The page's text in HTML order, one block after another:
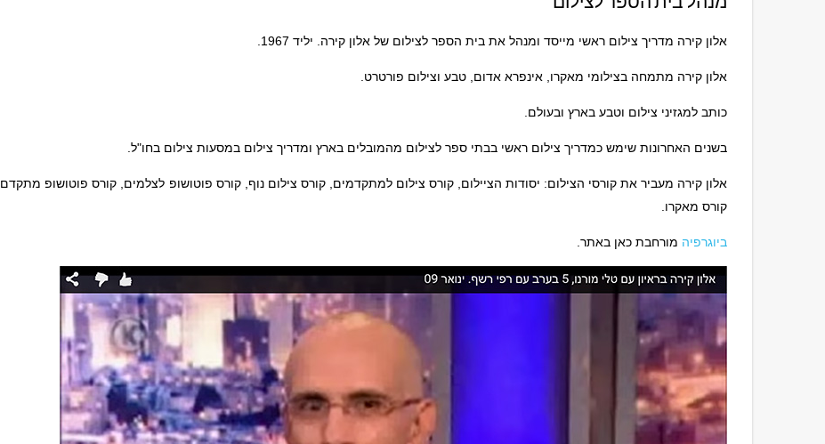
אלון קירה מדריך צילום ראשי מייסד ומנהל את בית הספר לצילום של אלון קירה. יליד 1967.
אלון קירה מתמחה בצילומי מאקרו, אינפרא אדום, טבע וצילום פורטרט.
כותב למגזיני צילום וטבע בארץ ובעולם.
בשנים האחרונות שימש כמדריך צילום ראשי בבתי ספר לצילום מהמובלים בארץ ומדריך צילום במסעות צילום בחו"ל.
אלון קירה מעביר את קורסי הצילום: יסודות הציילום, קורס צילום למתקדמים, קורס צילום נוף, קורס פוטושופ לצלמים, קורס פוטושופ מתקדם,
קורס מאקרו.
ביוגרפיה מורחבת כאן באתר.